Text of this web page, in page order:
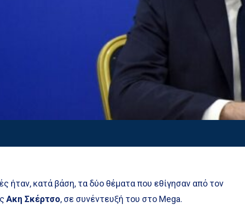
ήταν, κατά βάση, τα δύο θέματα που εθίγησαν από τον
Ακη Σκέρτσο, σε συνέντευξή του στο Mega.